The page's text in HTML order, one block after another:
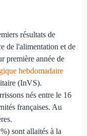
résultats de
de l'alimentation et de
première année de
hebdomadaire
(InVS).
nés entre le 16
françaises. Au
sont allaités à la